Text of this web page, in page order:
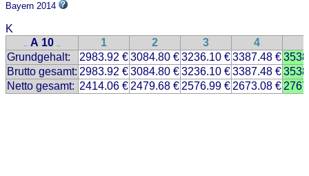
Bayern 2014
K
.. A 10 .. 1 2 3 4
Grundgehalt:
2983.92 €3084.80 €3236.10 €3387.48 €
Brutto gesamt: 2983.92 €3084.80 €3236.10 €3387.48 €
Netto gesamt: 2414.06 € 2479.68 € 2576.99 € 2673.08 €